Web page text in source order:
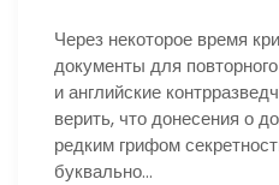
Через некоторое время
документы для
и английские
верить, что донесения о
редким грифом
буквально…